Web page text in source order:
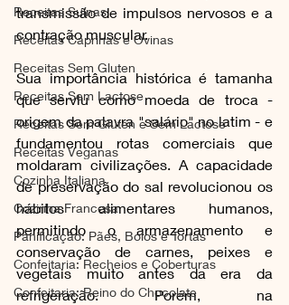
Receitas Suínas
Receitas Caprinas e Ovinas
Receitas Sem Gluten
Receitas Sem Lactose
Receitas Sem Gluten e Sem Lactose
Receitas Veganas
Cozinha Italiana
Cozinha Francesa
Panificação: Pães, Bolos e Tortas
Confeitaria: Recheios e Coberturas
Confeitaria: Reino do Chocolate
transmissão de impulsos nervosos e a
contração muscular.
Sua importância histórica é tamanha
que serviu como moeda de troca -
origem da palavra "salário" no latim - e
fundamentou rotas comerciais que
moldaram civilizações. A capacidade
de preservação do sal revolucionou os
hábitos alimentares humanos,
permitindo o armazenamento e
conservação de carnes, peixes e
vegetais muito antes da era da
refrigeração. Porém, na